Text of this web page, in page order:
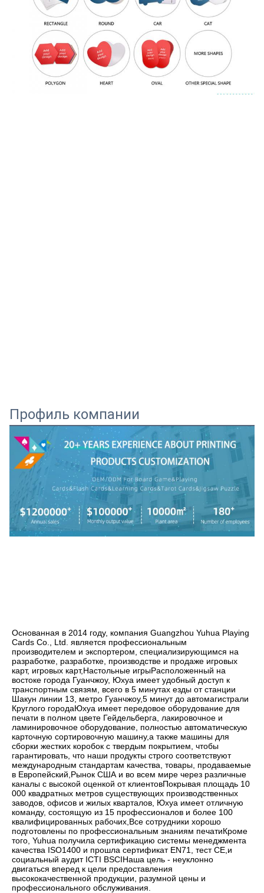
Профиль компании
Основанная в 2014 году, компания Guangzhou Yuhua Playing
Cards Co., Ltd. является профессиональным
производителем и экспортером, специализирующимся на
разработке, разработке, производстве и продаже игровых
карт, игровых карт,Настольные игрыРасположенный на
востоке города Гуанчжоу, Юхуа имеет удобный доступ к
транспортным связям, всего в 5 минутах езды от станции
Шакун линии 13, метро Гуанчжоу,5 минут до автомагистрали
Круглого городаЮхуа имеет передовое оборудование для
печати в полном цвете Гейдельберга, лакировочное и
ламинировочное оборудование, полностью автоматическую
карточную сортировочную машину,а также машины для
сборки жестких коробок с твердым покрытием, чтобы
гарантировать, что наши продукты строго соответствуют
международным стандартам качества, товары, продаваемые
в Европейский,Рынок США и во всем мире через различные
каналы с высокой оценкой от клиентовПокрывая площадь 10
000 квадратных метров существующих производственных
заводов, офисов и жилых кварталов, Юхуа имеет отличную
команду, состоящую из 15 профессионалов и более 100
квалифицированных рабочих,Все сотрудники хорошо
подготовлены по профессиональным знаниям печатиКроме
того, Yuhua получила сертификацию системы менеджмента
качества ISO1400 и прошла сертификат EN71, тест CE,и
социальный аудит ICTI BSCIНаша цель - неуклонно
двигаться вперед к цели предоставления
высококачественной продукции, разумной цены и
профессионального обслуживания.